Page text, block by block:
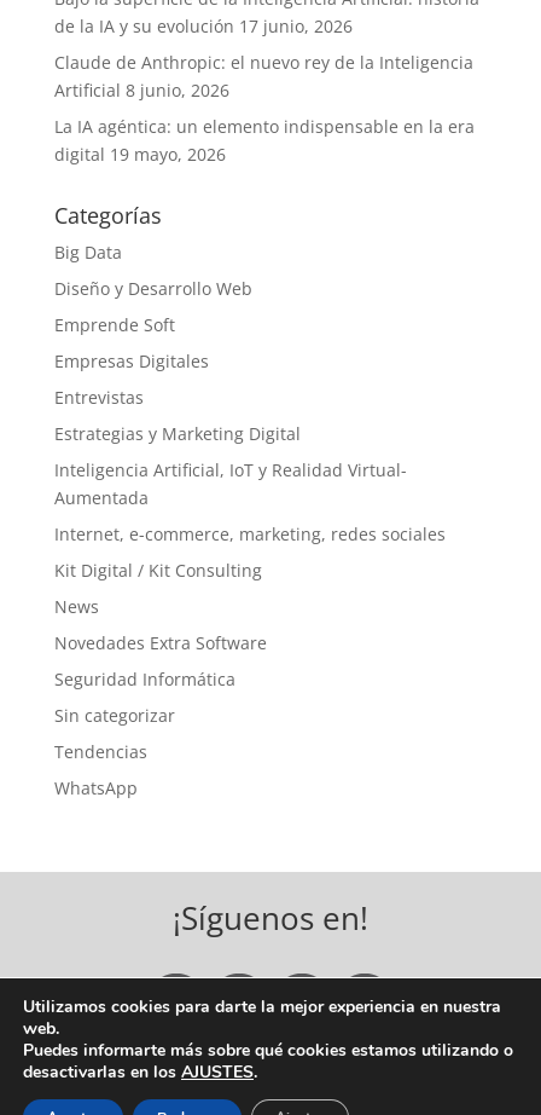
de la IA y su evolución 17 junio, 2026
Claude de Anthropic: el nuevo rey de la Inteligencia
Artificial 8 junio, 2026
La IA agéntica: un elemento indispensable en la era
digital 19 mayo, 2026
Categorías
Big Data
Diseño y Desarrollo Web
Emprende Soft
Empresas Digitales
Entrevistas
Estrategias y Marketing Digital
Inteligencia Artificial, IoT y Realidad Virtual-
Aumentada
Internet, e-commerce, marketing, redes sociales
Kit Digital / Kit Consulting
News
Novedades Extra Software
Seguridad Informática
Sin categorizar
Tendencias
WhatsApp
¡Síguenos en!
COPYRIGHT © 2026 EXTRA SOFTWARE, S.A. |
LEGALES, POLÍTICA DE PRIVACIDAD Y POLÍTICA DE
Utilizamos cookies para darte la mejor experiencia en nuestra
web.
Puedes informarte más sobre qué cookies estamos utilizando o
desactivarlas en los AJUSTES.